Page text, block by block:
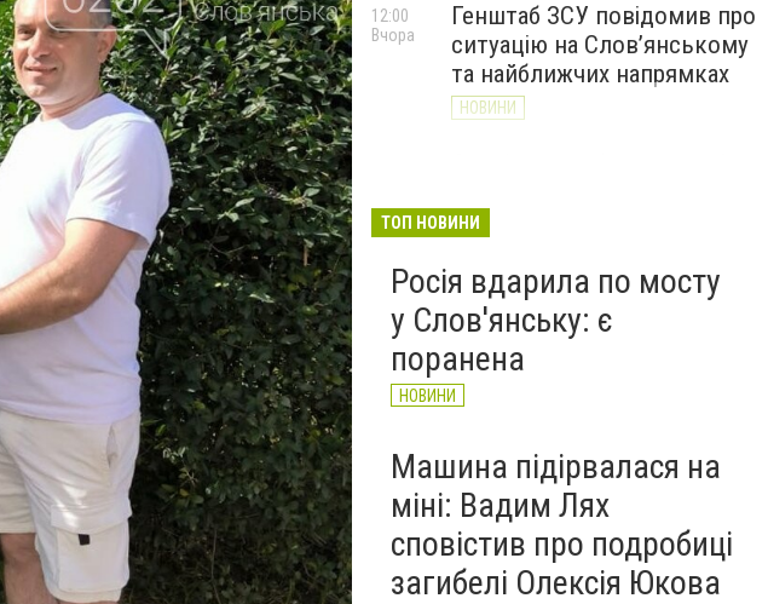
Генштаб ЗСУ повідомив про
ситуацію на Слов’янському
та найближчих напрямках
НОВИНИ
12:00
Вчора
великої війни: 7 серпня
ТОП НОВИНИ
Росія вдарила по мосту
у Слов'янську: є
поранена
НОВИНИ
Машина підірвалася на
міні: Вадим Лях
сповістив про подробиці
загибелі Олексія Юкова